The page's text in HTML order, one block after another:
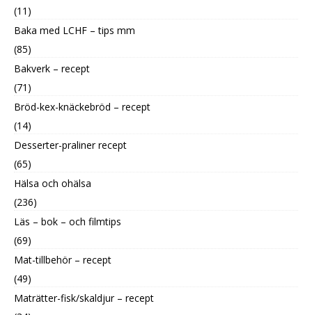
(11)
Baka med LCHF – tips mm
(85)
Bakverk – recept
(71)
Bröd-kex-knäckebröd – recept
(14)
Desserter-praliner recept
(65)
Hälsa och ohälsa
(236)
Läs – bok – och filmtips
(69)
Mat-tillbehör – recept
(49)
Maträtter-fisk/skaldjur – recept